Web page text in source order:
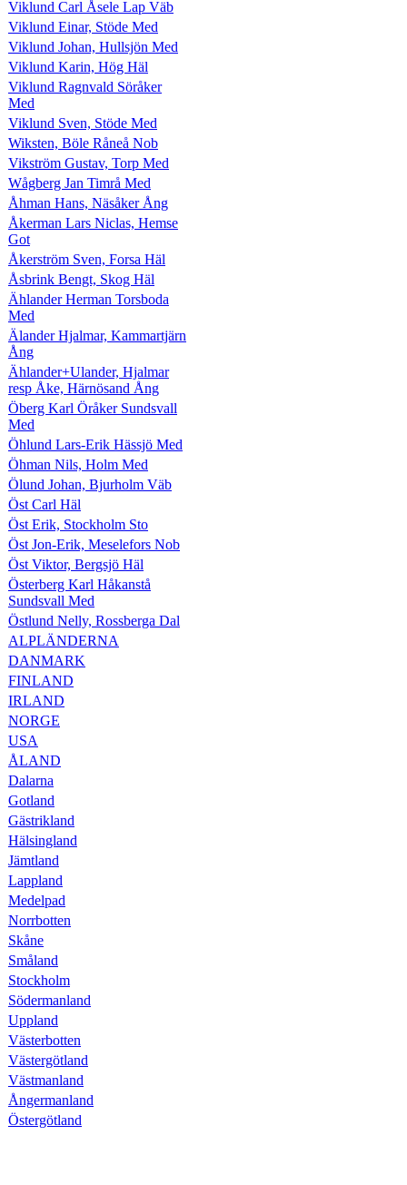
Viklund Carl Åsele Lap Väb
Viklund Einar, Stöde Med
Viklund Johan, Hullsjön Med
Viklund Karin, Hög Häl
Viklund Ragnvald Söråker
Med
Viklund Sven, Stöde Med
Wiksten, Böle Råneå Nob
Vikström Gustav, Torp Med
Wågberg Jan Timrå Med
Åhman Hans, Näsåker Ång
Åkerman Lars Niclas, Hemse
Got
Åkerström Sven, Forsa Häl
Åsbrink Bengt, Skog Häl
Ählander Herman Torsboda
Med
Älander Hjalmar, Kammartjärn
Ång
Ählander+Ulander, Hjalmar
resp Åke, Härnösand Ång
Öberg Karl Öråker Sundsvall
Med
Öhlund Lars-Erik Hässjö Med
Öhman Nils, Holm Med
Ölund Johan, Bjurholm Väb
Öst Carl Häl
Öst Erik, Stockholm Sto
Öst Jon-Erik, Meselefors Nob
Öst Viktor, Bergsjö Häl
Österberg Karl Håkanstå
Sundsvall Med
Östlund Nelly, Rossberga Dal
ALPLÄNDERNA
DANMARK
FINLAND
IRLAND
NORGE
USA
ÅLAND
Dalarna
Gotland
Gästrikland
Hälsingland
Jämtland
Lappland
Medelpad
Norrbotten
Skåne
Småland
Stockholm
Södermanland
Uppland
Västerbotten
Västergötland
Västmanland
Ångermanland
Östergötland